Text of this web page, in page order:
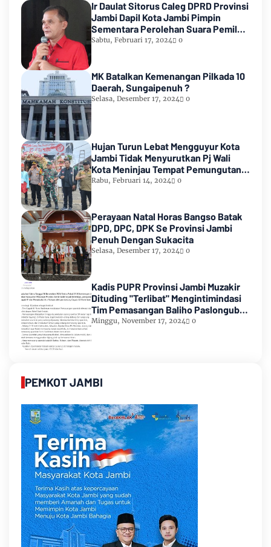
Ir Daulat Sitorus Caleg DPRD Provinsi
Jambi Dapil Kota Jambi Pimpin
Sementara Perolehan Suara Pemilu
2024
Sabtu, Februari 17, 2024 0
MK Batalkan Kemenangan Pilkada 10
Daerah, Sungaipenuh ?
Selasa, Desember 17, 2024 0
Hujan Turun Lebat Mengguyur Kota
Jambi Tidak Menyurutkan Pj Wali
Kota Meninjau Tempat Pemungutan
Suara Pemilu 2024
Rabu, Februari 14, 2024 0
Perayaan Natal Horas Bangso Batak
DPD, DPC, DPK Se Provinsi Jambi
Penuh Dengan Sukacita
Selasa, Desember 17, 2024 0
Kadis PUPR Provinsi Jambi Muzakir
Dituding "Terlibat" Mengintimindasi
Tim Pemasangan Baliho Paslongub
Romi-Sudirman
Minggu, November 17, 2024 0
PEMKOT JAMBI